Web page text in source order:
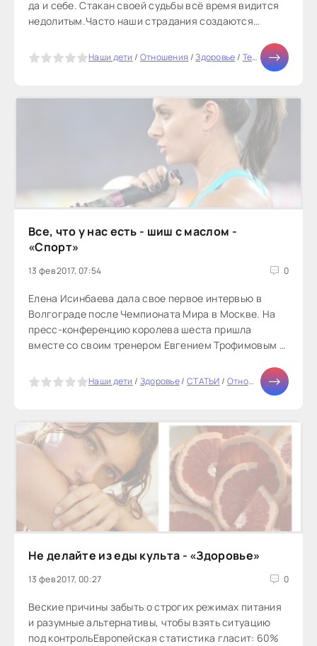
да и себе. Стакан своей судьбы всё время видится
недолитым.Часто наши страдания создаются
Наши дети / Отношения /Здоровье/ Тесты онлайн
Все, что у нас есть - шиш с маслом -
«Спорт»
13 фев 2017, 07:54 0
Елена Исинбаева дала свое первое интервью в
Волгограде после Чемпионата Мира в Москве. На
пресс-конференцию королева шеста пришла
вместе со своим тренером Евгением Трофимовым и
Как всегда улыбчивая и открытая, Елена рассказала
журналистам о своих
Наши дети / Здоровье/ СТАТЬИ/ Отношения /
Не делайте из еды культа - «Здоровье»
13 фев 2017, 00:27 0
Веские причины забыть о строгих режимах питания
и разумные альтернативы, чтобы взять ситуацию
под контрольЕвропейская статистика гласит: 60%